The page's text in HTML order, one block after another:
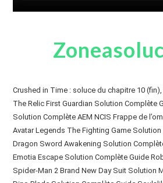
Crushed in Time : soluce du chapitre 10
The Relic First Guardian Solution Complète
Solution Complète AEM NCIS Frappe de
Avatar Legends The Fighting Game
Dragon Sword Awakening Solution
Emotia Escape Solution Complète Guide
Spider-Man 2 Brand New Day Suit Solution